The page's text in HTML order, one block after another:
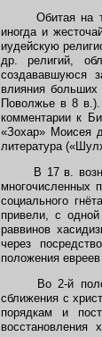
Обитая на
иногда и
иудейскую
др. религий,
создававшуюся
влияния
Поволжье в 8 в.).
комментарии к
«Зохар» Моисея
литература
В 17 в.
многочисленных
социального
привели, с
раввинов
через
положения
Во 2-й
сближения с
порядкам и
восстановления